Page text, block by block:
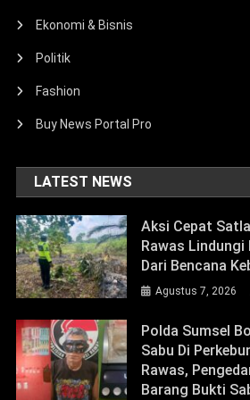
Ekonomi & Bisnis
Politik
Fashion
Buy News Portal Pro
LATEST NEWS
Aksi Cepat
Rawas Lindungi
Dari Bencana
Agustus 7, 2026
Polda Sumsel
Sabu Di
Rawas,
Barang Bukti